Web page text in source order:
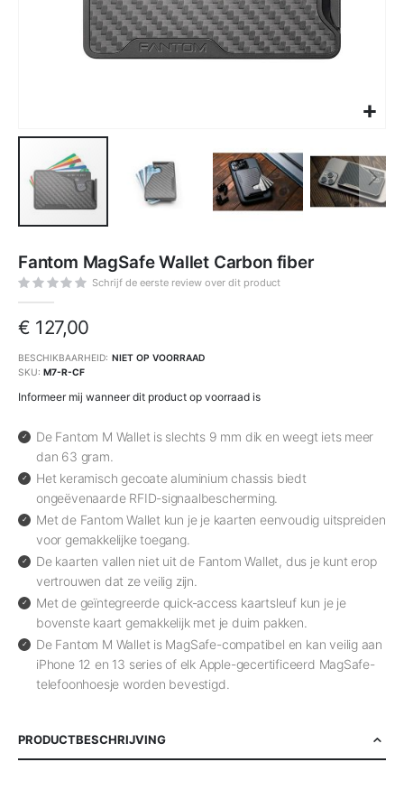
het
begin
van
de
afbeeldingen-
Fantom MagSafe Wallet Carbon fiber
Schrijf de eerste review over dit product
€ 127,00
BESCHIKBAARHEID: NIET OP VOORRAAD
SKU M7-R-CF
Informeer mij wanneer dit product op voorraad is
De Fantom M Wallet is slechts 9 mm dik en weegt iets meer
dan 63 gram.
Het keramisch gecoate aluminium chassis biedt
ongeëvenaarde RFID-signaalbescherming.
Met de Fantom Wallet kun je je kaarten eenvoudig uitspreiden
voor gemakkelijke toegang.
De kaarten vallen niet uit de Fantom Wallet, dus je kunt erop
vertrouwen dat ze veilig zijn.
Met de geïntegreerde quick-access kaartsleuf kun je je
bovenste kaart gemakkelijk met je duim pakken.
De Fantom M Wallet is MagSafe-compatibel en kan veilig aan
iPhone 12 en 13 series of elk Apple-gecertificeerd MagSafe-
telefoonhoesje worden bevestigd.
PRODUCTBESCHRIJVING